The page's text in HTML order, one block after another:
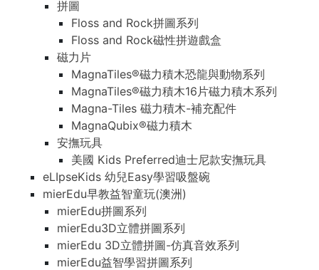
拼圖
Floss and Rock拼圖系列
Floss and Rock磁性拼遊戲盒
磁力片
MagnaTiles®磁力積木恐龍與動物系列
MagnaTiles®磁力積木16片磁力積木系列
Magna-Tiles 磁力積木-補充配件
MagnaQubix®磁力積木
安撫玩具
美國 Kids Preferred迪士尼款安撫玩具
eLIpseKids 幼兒Easy學習吸盤碗
mierEdu早教益智童玩(澳洲)
mierEdu拼圖系列
mierEdu3D立體拼圖系列
mierEdu 3D立體拼圖-仿真音效系列
mierEdu益智學習拼圖系列